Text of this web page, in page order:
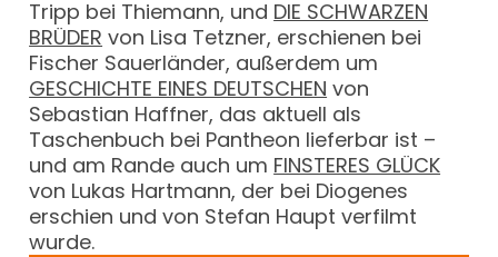
Tripp bei Thiemann, und DIE SCHWARZEN
BRÜDER von Lisa Tetzner, erschienen bei
Fischer Sauerländer, außerdem um
GESCHICHTE EINES DEUTSCHEN von
Sebastian Haffner, das aktuell als
Taschenbuch bei Pantheon lieferbar ist –
und am Rande auch um FINSTERES GLÜCK
von Lukas Hartmann, der bei Diogenes
erschien und von Stefan Haupt verfilmt
wurde.